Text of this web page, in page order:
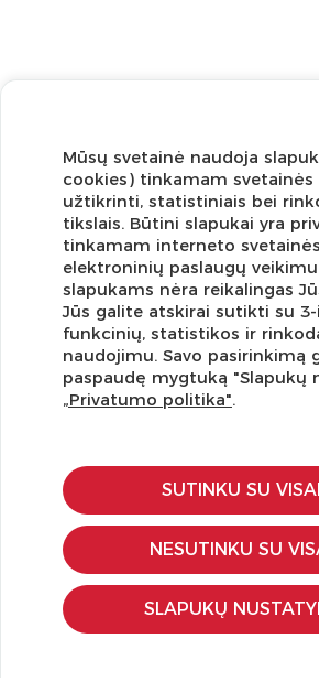
Užsisakykite naujienlaiškį ir pirmi
pasiūlymus!
KLIENTŲ APTARNAVIMAS
Pirkimo – pardavimo taisyklės
Pristatymas ir grąžinimas
Apmokėjimo būdai
Kokybės ir saugumo standartai
Privatumo taisyklės
Mūsų svetainė naudoja
cookies) tinkamam svetainės
užtikrinti, statistiniais bei
tikslais. Būtini slapukai yra
tinkamam interneto
elektroninių paslaugų
slapukams nėra reikalingas
Jūs galite atskirai sutikti su
funkcinių, statistikos ir
naudojimu. Savo pasirinkimą
paspaudę mygtuką "Slapukų
„Privatumo politika".
SUTINKU SU
NESUTINKU SU
SLAPUKŲ